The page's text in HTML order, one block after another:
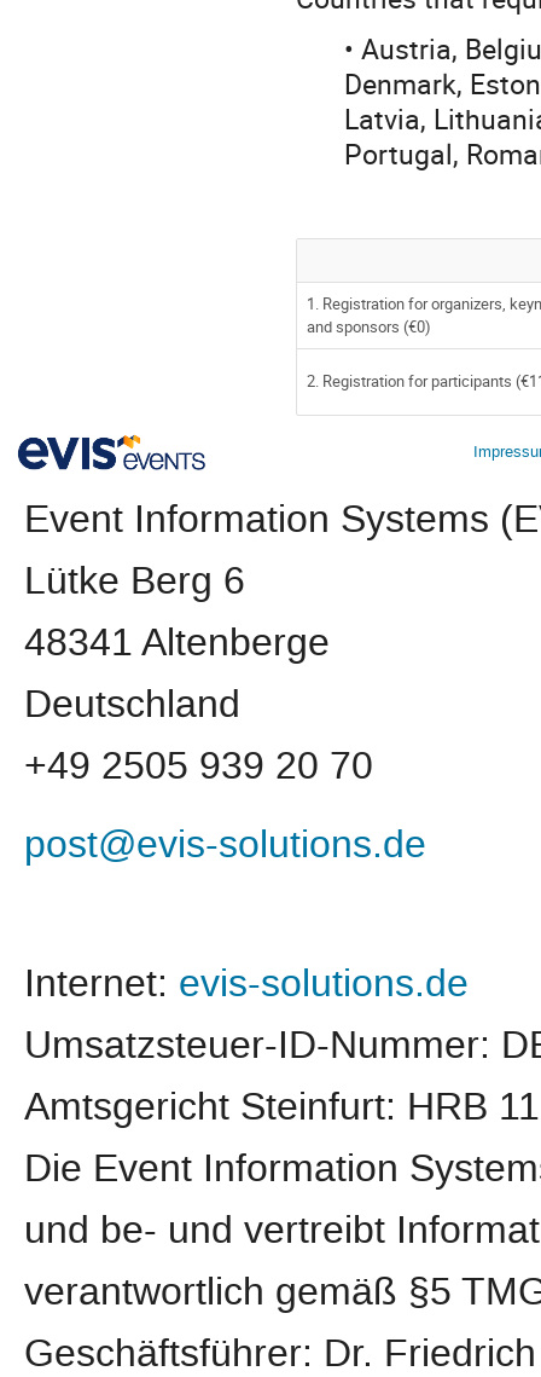
• Austria,
Denmark,
Latvia,
Portugal,
1. Registration for organizers,
and sponsors (€0)
2. Registration for participants
Event Information Systems
Lütke Berg 6
48341 Altenberge
Deutschland
+49 2505 939 20 70
post@evis-solutions.de
Internet: evis-solutions.de
Umsatzsteuer-ID-Nummer:
Amtsgericht Steinfurt: HRB
Die Event Information
und be- und vertreibt
verantwortlich gemäß §5
Geschäftsführer: Dr.